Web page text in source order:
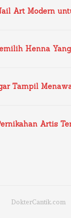
Art Modern
Henna
Tampil
Artis
DokterCantik.com